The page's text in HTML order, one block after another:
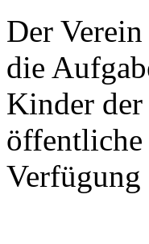
Der
die
Kinder